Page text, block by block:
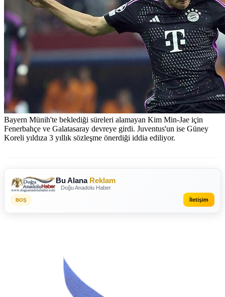
Bayern Münih'te beklediği süreleri alamayan Kim Min-Jae için
Fenerbahçe ve Galatasaray devreye girdi. Juventus'un ise Güney
Koreli yıldıza 3 yıllık sözleşme önerdiği iddia ediliyor.
Bu Alana Reklam
Doğu Anadolu Haber
BOŞ İletişim